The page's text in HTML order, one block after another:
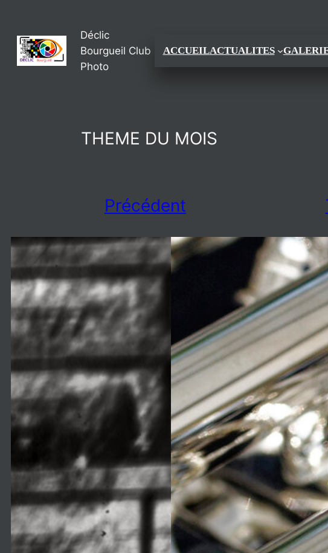
au
contenu
Déclic
Bourgueil Club
Photo
ACCUEILACTUALITES
THEME DU MOIS
Précédent